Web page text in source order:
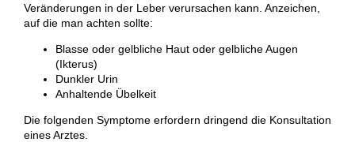
Veränderungen in der Leber verursachen kann. Anzeichen,
auf die man achten sollte:
Blasse oder gelbliche Haut oder gelbliche Augen
(Ikterus)
Dunkler Urin
Anhaltende Übelkeit
Die folgenden Symptome erfordern dringend die Konsultation
eines Arztes.